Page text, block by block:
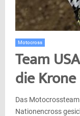
Motocross
Team
die
Das
Nationencross